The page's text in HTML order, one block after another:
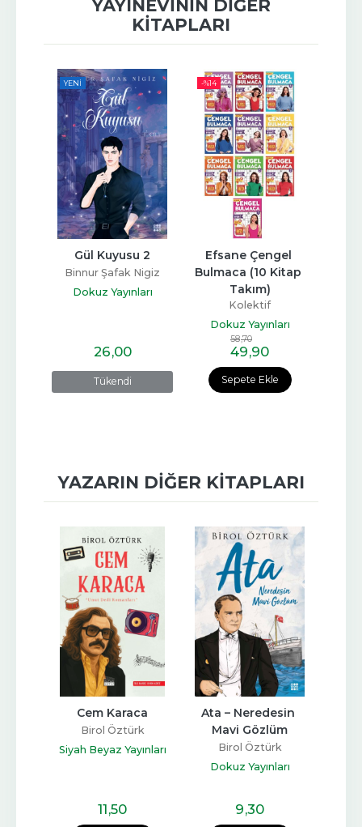
YAYINEVININ DIĞER
KITAPLARI
YENI
Tükendi
Gül Kuyusu 2
Binnur Şafak Nigiz
Dokuz Yayınları
26,00
-%14
Sepete Ekle
Efsane Çengel
Bulmaca (10 Kitap
Takım)
Kolektif
Dokuz Yayınları
58,70
49,90
YAZARIN DIĞER KITAPLARI
Cem Karaca
Birol Öztürk
Siyah Beyaz Yayınları
11,50
Ata – Neredesin
Mavi Gözlüm
Birol Öztürk
Dokuz Yayınları
9,30